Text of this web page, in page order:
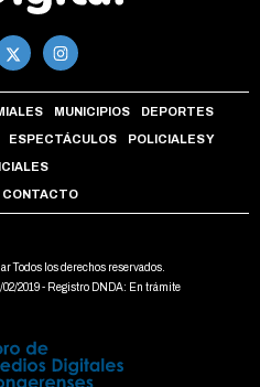
MUNICIPIOS DEPORTES
ESPECTÁCULOS POLICIALES Y
CONTACTO
Todos los derechos reservados.
2019 - Registro DNDA: En trámite